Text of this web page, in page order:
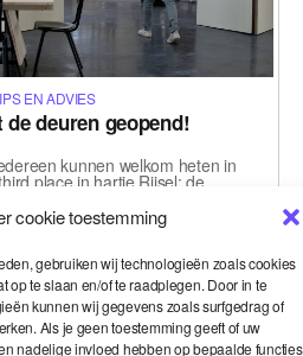
cookie toestemming
gebruiken wij technologieën zoals cookies
op te slaan en/of te raadplegen. Door in te
kunnen wij gegevens zoals surfgedrag of
Als je geen toestemming geeft of uw
nadelige invloed hebben op bepaalde functies
EN ADVIES
de deuren geopend!
kunnen welkom heten in
place in hartje Rijsel: de